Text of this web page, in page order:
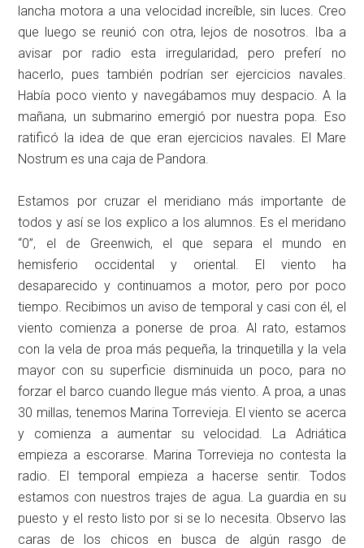
lancha motora a una velocidad increíble, sin luces. Creo
que luego se reunió con otra, lejos de nosotros. Iba a
avisar por radio esta irregularidad, pero preferí no
hacerlo, pues también podrían ser ejercicios navales.
Había poco viento y navegábamos muy despacio. A la
mañana, un submarino emergió por nuestra popa. Eso
ratificó la idea de que eran ejercicios navales. El Mare
Nostrum es una caja de Pandora.
Estamos por cruzar el meridiano más importante de
todos y así se los explico a los alumnos. Es el meridano
“0”, el de Greenwich, el que separa el mundo en
hemisferio occidental y oriental. El viento ha
desaparecido y continuamos a motor, pero por poco
tiempo. Recibimos un aviso de temporal y casi con él, el
viento comienza a ponerse de proa. Al rato, estamos
con la vela de proa más pequeña, la trinquetilla y la vela
mayor con su superficie disminuida un poco, para no
forzar el barco cuando llegue más viento. A proa, a unas
30 millas, tenemos Marina Torrevieja. El viento se acerca
y comienza a aumentar su velocidad. La Adriática
empieza a escorarse. Marina Torrevieja no contesta la
radio. El temporal empieza a hacerse sentir. Todos
estamos con nuestros trajes de agua. La guardia en su
puesto y el resto listo por si se lo necesita. Observo las
caras de los chicos en busca de algún rasgo de